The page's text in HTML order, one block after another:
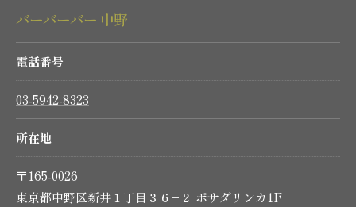
バーバーバー 中野
電話番号
03-5942-8323
所在地
〒165-0026
東京都中野区新井１丁目３６−２ ポサダリンカ1F